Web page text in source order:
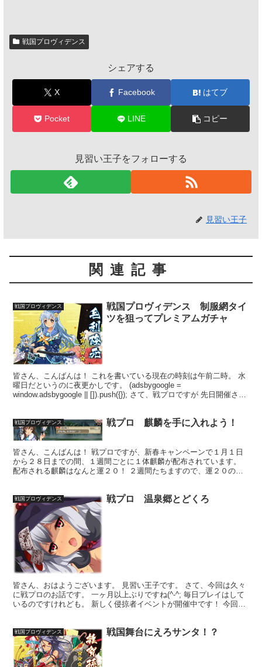
戦国プロヴィデンス
シェアする
X Facebook はてブ
Pocket LINE コピー
見習い王子をフォローする
見習い王子
関連記事
戦国プロヴィデンス
戦国プロヴィデンス 制服網タイ
ツを狙ってプレミアムガチャ
皆さん、こんばんは！ これを書いている現在の時刻は午前二時。 水
曜日だというのに夜更かしです。 (adsbygoogle =
window.adsbygoogle || []).push({}); さて、戦プロですが 先日開催され
戦国プロヴィデンス 戦プロ 麒麟を手に入れよう！
皆さん、こんばんは！ 戦プロですが、新春キャンペーンで１月１日
から２８日までの間、１週間ごとに１体麒麟が配布されています。
配布される麒麟はなんと運２０！ ２週間たちますので、運２０の麒
戦国プロヴィデンス 戦プロ 温泉郷とどくろ
皆さん、おはようございます。 見習い王子です。 さて、今回は久々
に戦プロのお話です。 一ヶ月以上ぶりですね(^-^; 毎日プレイはして
いるのですけれども。 新しく侵掠者イベントが開催中です！ 今回の
戦国プロヴィデンス 戦国舞台にえろサンタ！？